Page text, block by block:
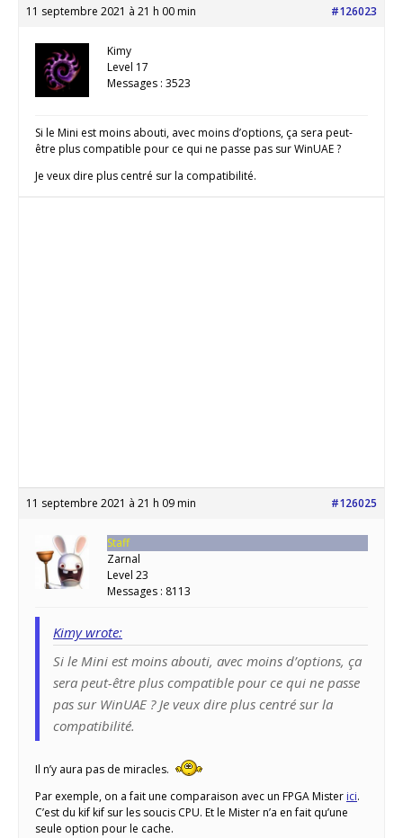
11 septembre 2021 à 21 h 00 min #126023
Kimy
Level 17
Messages : 3523
Si le Mini est moins abouti, avec moins d’options, ça sera peut-
être plus compatible pour ce qui ne passe pas sur WinUAE ?
Je veux dire plus centré sur la compatibilité.
11 septembre 2021 à 21 h 09 min #126025
Staff
Zarnal
Level 23
Messages : 8113
Kimy wrote:
Si le Mini est moins abouti, avec moins d’options, ça
sera peut-être plus compatible pour ce qui ne passe
pas sur WinUAE ? Je veux dire plus centré sur la
compatibilité.
Il n’y aura pas de miracles.
Par exemple, on a fait une comparaison avec un FPGA Mister ici.
C’est du kif kif sur les soucis CPU. Et le Mister n’a en fait qu’une
seule option pour le cache.